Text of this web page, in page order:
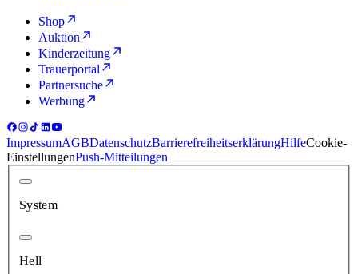
Shop
Auktion
Kinderzeitung
Trauerportal
Partnersuche
Werbung
ImpressumAGBDatenschutzBarrierefreiheitserklärungHilfeCookie-
EinstellungenPush-Mitteilungen
System
Hell